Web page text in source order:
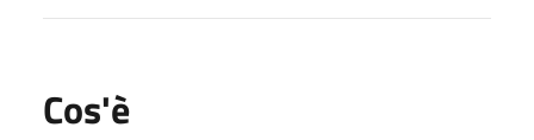
Cos'è